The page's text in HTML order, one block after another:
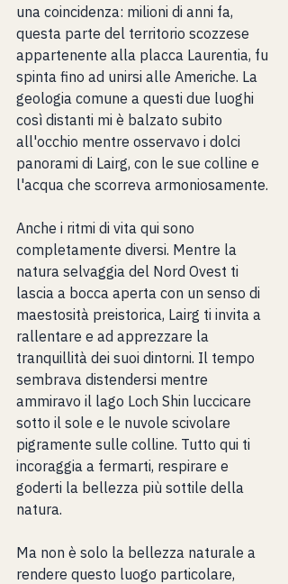
una coincidenza: milioni di anni fa,
questa parte del territorio scozzese
appartenente alla placca Laurentia, fu
spinta fino ad unirsi alle Americhe. La
geologia comune a questi due luoghi
così distanti mi è balzato subito
all'occhio mentre osservavo i dolci
panorami di Lairg, con le sue colline e
l'acqua che scorreva armoniosamente.
Anche i ritmi di vita qui sono
completamente diversi. Mentre la
natura selvaggia del Nord Ovest ti
lascia a bocca aperta con un senso di
maestosità preistorica, Lairg ti invita a
rallentare e ad apprezzare la
tranquillità dei suoi dintorni. Il tempo
sembrava distendersi mentre
ammiravo il lago Loch Shin luccicare
sotto il sole e le nuvole scivolare
pigramente sulle colline. Tutto qui ti
incoraggia a fermarti, respirare e
goderti la bellezza più sottile della
natura.
Ma non è solo la bellezza naturale a
rendere questo luogo particolare,